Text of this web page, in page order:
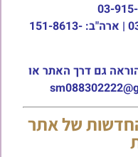
8416* | 03-30-8888-5 | ארה"ב: 151-8613-
גם דרך האתר או
של אתר